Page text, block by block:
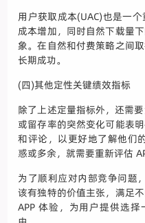
用户获取成本(UAC)也是一
成本增加，同时自然下载量
象。在自然和付费策略之间
长期成功。
(四)其他定性关键绩效指标
除了上述定量指标外，还需
或留存率的突然变化可能表
和评论，以更好地了解他们
惑或多余，就需要重新评估
为了顺利应对内部竞争问题
该有独特的价值主张，满足
APP 体验，为用户提供选择